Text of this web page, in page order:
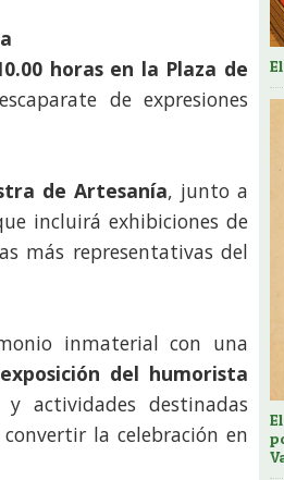
horas en la Plaza de
de expresiones
de Artesanía, junto a
incluirá exhibiciones de
más representativas del
inmaterial con una
exposición del humorista
actividades destinadas
la celebración en